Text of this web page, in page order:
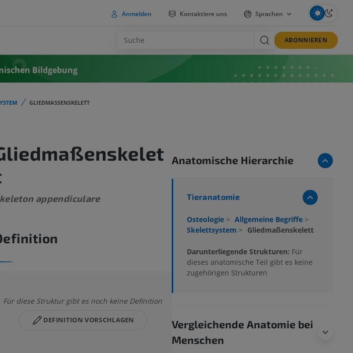
Anmelden Kontaktiere uns Sprachen
ABONNIEREN
Bildgebung
GLIEDMASSENSKELETT
appendiculare
Für diese Struktur gibt es noch keine Definition
DEFINITION VORSCHLAGEN
Anatomische Hierarchie
Tieranatomie
Osteologie > Allgemeine Begriffe >
Skelettsystem > Gliedmaßenskelett
Darunterliegende Strukturen: Für
dieses anatomische Teil gibt es keine
zugehörigen Strukturen
Vergleichende Anatomie bei
Menschen